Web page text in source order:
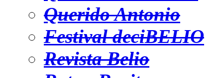
Querido Antonio
Festival deciBELIO
Revista Belio